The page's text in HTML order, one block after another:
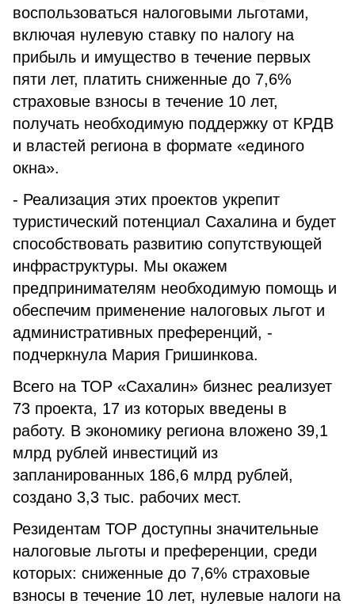
воспользоваться налоговыми льготами,
включая нулевую ставку по налогу на
прибыль и имущество в течение первых
пяти лет, платить сниженные до 7,6%
страховые взносы в течение 10 лет,
получать необходимую поддержку от КРДВ
и властей региона в формате «единого
окна».
- Реализация этих проектов укрепит
туристический потенциал Сахалина и будет
способствовать развитию сопутствующей
инфраструктуры. Мы окажем
предпринимателям необходимую помощь и
обеспечим применение налоговых льгот и
административных преференций, -
подчеркнула Мария Гришинкова.
Всего на ТОР «Сахалин» бизнес реализует
73 проекта, 17 из которых введены в
работу. В экономику региона вложено 39,1
млрд рублей инвестиций из
запланированных 186,6 млрд рублей,
создано 3,3 тыс. рабочих мест.
Резидентам ТОР доступны значительные
налоговые льготы и преференции, среди
которых: сниженные до 7,6% страховые
взносы в течение 10 лет, нулевые налоги на